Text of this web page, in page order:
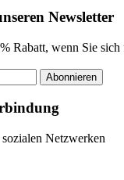
Newsletter
Rabatt, wenn Sie
Abonnieren
Netzwerken